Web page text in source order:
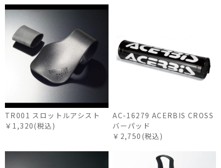
TR001 スロットルアシスト
￥1,320(税込)
AC-16279 ACERBIS CROSS
バーパッド
￥2,750(税込)